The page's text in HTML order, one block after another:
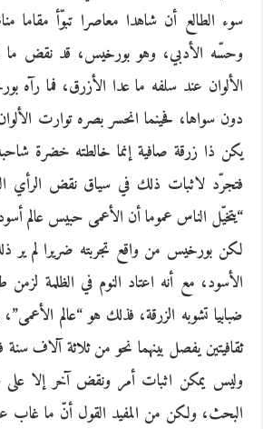
سوء الطالع أن شاهدا معاصرا تبوّأ مقاما
وحسّه الأدبي، وهو بورخيس، قد نقض ما
الألوان عند سلفه ما عدا الأزرق، فما رآه
دون سواها، فحينما انحسر بصره توارت
يكن ذا زرقة صافية إنما خالطته خضرة
فتجرّد لاثبات ذلك في سياق نقض الرأي
“يتخيّل الناس عموما أن الأعمى حبيس عالم
لكن بورخيس من واقع تجربته ضريرا لم ير
الأسود، مع أنه اعتاد النوم في الظلمة لزمن
ضبابيا تشوبه الزرقة، فذلك هو “عالم
ثقافيتين يفصل بينهما نحو من ثلاثة آلاف سنة
وليس يمكن اثبات أمر ونقض آخر إلا على
البحث، ولكن من المفيد القول أنّ ما